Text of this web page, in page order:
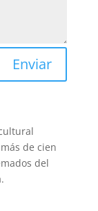
Enviar
de cien
del